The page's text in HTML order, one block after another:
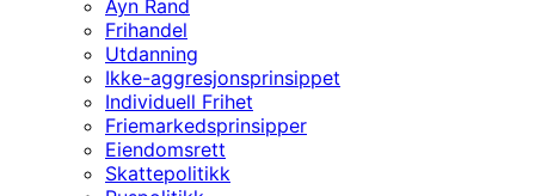
Ayn Rand
Frihandel
Utdanning
Ikke-aggresjonsprinsippet
Individuell Frihet
Friemarkedsprinsipper
Eiendomsrett
Skattepolitikk